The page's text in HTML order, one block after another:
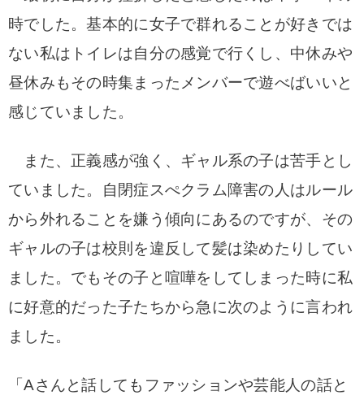
時でした。基本的に女子で群れることが好きでは
ない私はトイレは自分の感覚で行くし、中休みや
昼休みもその時集まったメンバーで遊べばいいと
感じていました。
また、正義感が強く、ギャル系の子は苦手とし
ていました。自閉症スぺクラム障害の人はルール
から外れることを嫌う傾向にあるのですが、その
ギャルの子は校則を違反して髪は染めたりしてい
ました。でもその子と喧嘩をしてしまった時に私
に好意的だった子たちから急に次のように言われ
ました。
「Aさんと話してもファッションや芸能人の話と